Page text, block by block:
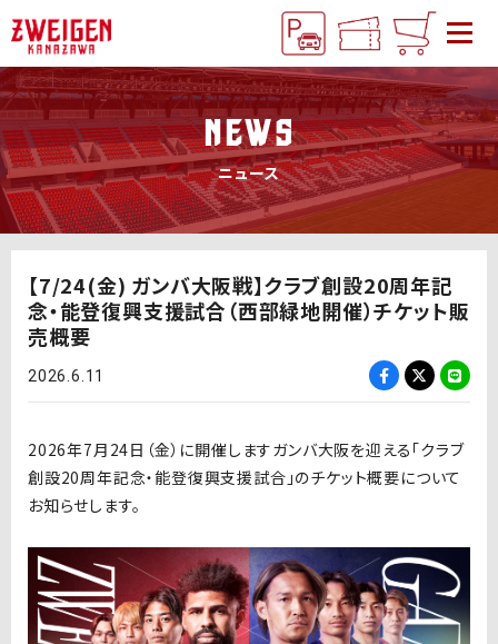
NEWS
ニュース
【7/24(金) ガンバ大阪戦】クラブ創設20周年記
念・能登復興支援試合（西部緑地開催）チケット販
売概要
2026.6.11
2026年7月24日（金）に開催しますガンバ大阪を迎える「クラブ
創設20周年記念・能登復興支援試合」のチケット概要について
お知らせします。